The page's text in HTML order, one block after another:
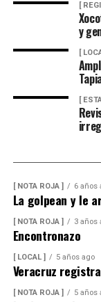
[
y
[
[
[ NOTA ROJA ] 6 años
La golpean y le
[ NOTA ROJA ] 3 años
Encontronazo
[ LOCAL ] 5 años ago
Veracruz
[ NOTA ROJA ] 5 años